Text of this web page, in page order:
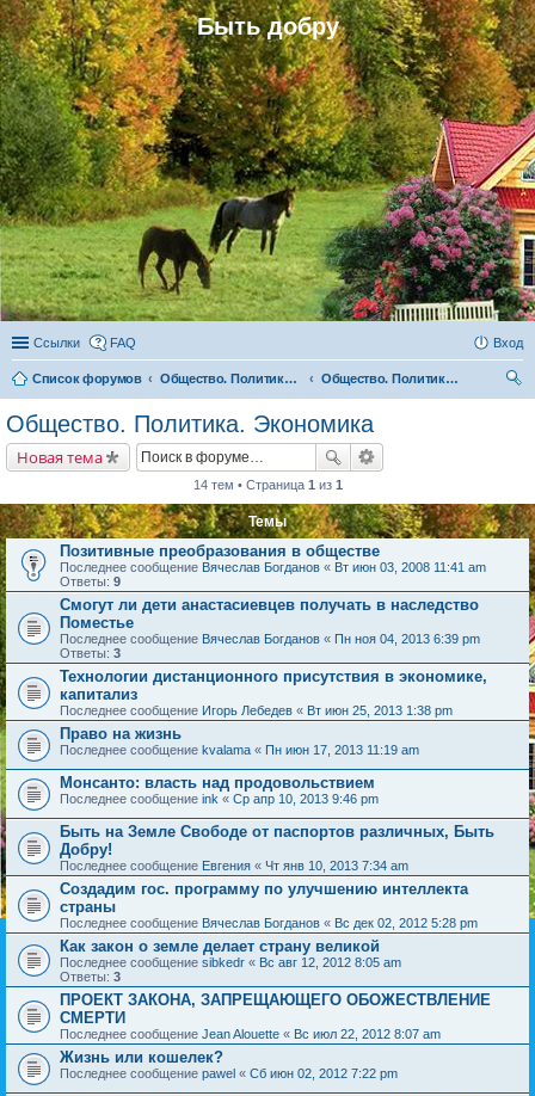
Быть добру
Ссылки FAQ Вход
Список форумов Общество. Политика. Экономика. Народовластие. Территориальные громады (общины)
Общество. Политика. Экономика
Общество. Политика. Экономика
Новая тема
14 тем • Страница 1 из 1
Темы
Позитивные преобразования в обществе
Последнее сообщение Вячеслав Богданов « Вт июн 03, 2008 11:41 am
Ответы: 9
Смогут ли дети анастасиевцев получать в наследство
Поместье
Последнее сообщение Вячеслав Богданов « Пн ноя 04, 2013 6:39 pm
Ответы: 3
Технологии дистанционного присутствия в экономике,
капитализ
Последнее сообщение Игорь Лебедев « Вт июн 25, 2013 1:38 pm
Право на жизнь
Последнее сообщение kvalama « Пн июн 17, 2013 11:19 am
Монсанто: власть над продовольствием
Последнее сообщение ink « Ср апр 10, 2013 9:46 pm
Быть на Земле Свободе от паспортов различных, Быть
Добру!
Последнее сообщение Евгения « Чт янв 10, 2013 7:34 am
Создадим гос. программу по улучшению интеллекта
страны
Последнее сообщение Вячеслав Богданов « Вс дек 02, 2012 5:28 pm
Как закон о земле делает страну великой
Последнее сообщение sibkedr « Вс авг 12, 2012 8:05 am
Ответы: 3
ПРОЕКТ ЗАКОНА, ЗАПРЕЩАЮЩЕГО ОБОЖЕСТВЛЕНИЕ
СМЕРТИ
Последнее сообщение Jean Alouette « Вс июл 22, 2012 8:07 am
Жизнь или кошелек?
Последнее сообщение pawel « Сб июн 02, 2012 7:22 pm